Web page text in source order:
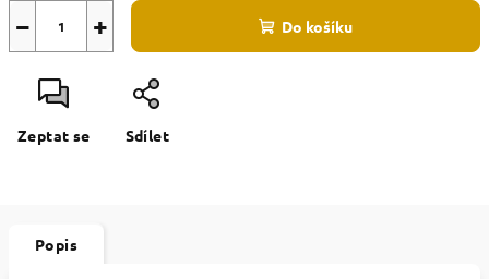
+
− Do košíku
Zeptat se Sdílet
Popis